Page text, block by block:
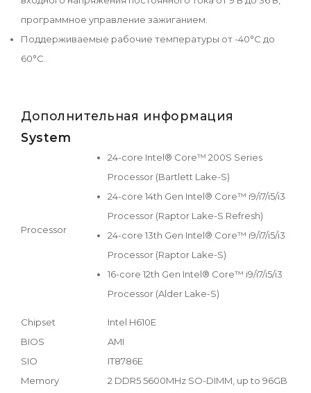
программное управление зажиганием.
Поддерживаемые рабочие температуры от -40°C до
60°C.
Дополнительная информация
System
Processor
24-core Intel® Core™ 200S Series
Processor (Bartlett Lake-S)
24-core 14th Gen Intel® Core™ i9/i7/i5/i3
Processor (Raptor Lake-S Refresh)
24-core 13th Gen Intel® Core™ i9/i7/i5/i3
Processor (Raptor Lake-S)
16-core 12th Gen Intel® Core™ i9/i7/i5/i3
Processor (Alder Lake-S)
Chipset
Intel H610E
BIOS
AMI
SIO
IT8786E
Memory
2 DDR5 5600MHz SO-DIMM, up to 96GB